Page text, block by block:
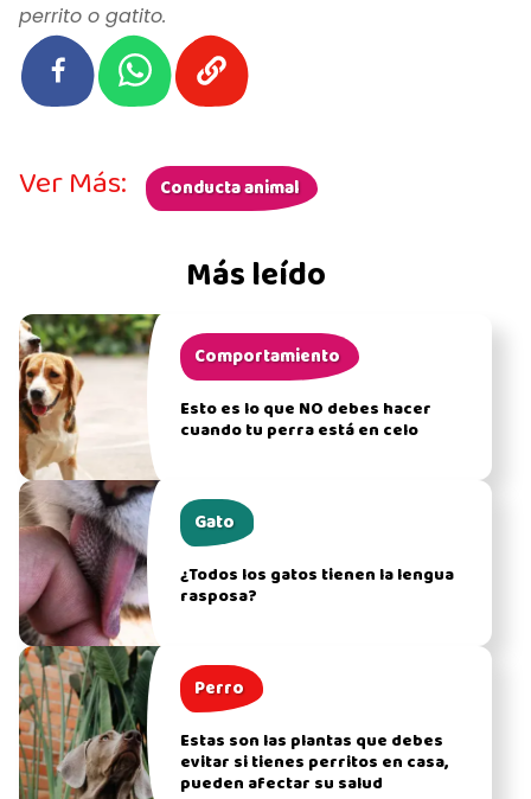
perrito o gatito.
Más leído
Comportamiento
Esto es lo que NO debes hacer
cuando tu perra está en celo
Gato
¿Todos los gatos tienen la lengua
rasposa?
Perro
Estas son las plantas que debes
evitar si tienes perritos en casa,
pueden afectar su salud
Ver Más: Conducta animal